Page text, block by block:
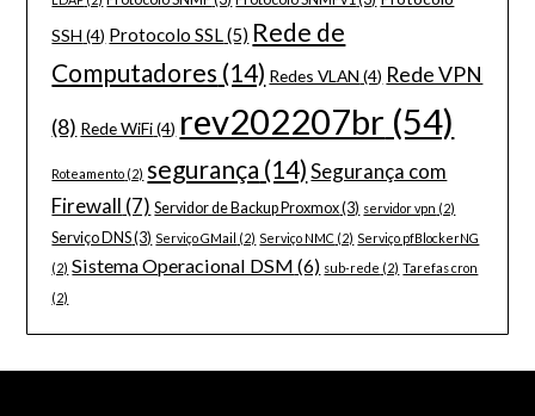
SSH (4) Protocolo SSL(5) Rede de
Computadores (14) Redes VLAN (4) Rede VPN
(8) Rede WiFi(4) rev202207br (54)
Roteamento (2) segurança (14) Segurança com
Firewall (7) Servidor de Backup Proxmox(3) servidor vpn (2)
Serviço DNS(3) Serviço GMail (2) Serviço NMC (2) Serviço pfBlockerNG
(2) Sistema Operacional DSM (6) sub-rede (2) Tarefas cron
(2)